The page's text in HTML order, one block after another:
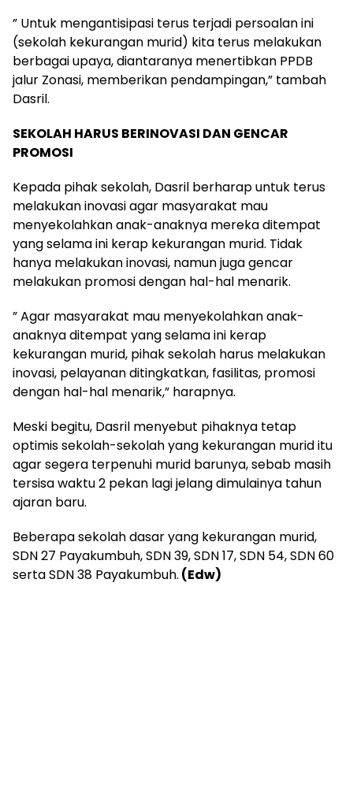
” Untuk mengantisipasi terus terjadi persoalan ini
(sekolah kekurangan murid) kita terus melakukan
berbagai upaya, diantaranya menertibkan PPDB
jalur Zonasi, memberikan pendampingan,” tambah
Dasril.
SEKOLAH HARUS BERINOVASI DAN GENCAR
PROMOSI
Kepada pihak sekolah, Dasril berharap untuk terus
melakukan inovasi agar masyarakat mau
menyekolahkan anak-anaknya mereka ditempat
yang selama ini kerap kekurangan murid. Tidak
hanya melakukan inovasi, namun juga gencar
melakukan promosi dengan hal-hal menarik.
” Agar masyarakat mau menyekolahkan anak-
anaknya ditempat yang selama ini kerap
kekurangan murid, pihak sekolah harus melakukan
inovasi, pelayanan ditingkatkan, fasilitas, promosi
dengan hal-hal menarik,” harapnya.
Meski begitu, Dasril menyebut pihaknya tetap
optimis sekolah-sekolah yang kekurangan murid itu
agar segera terpenuhi murid barunya, sebab masih
tersisa waktu 2 pekan lagi jelang dimulainya tahun
ajaran baru.
Beberapa sekolah dasar yang kekurangan murid,
SDN 27 Payakumbuh, SDN 39, SDN 17, SDN 54, SDN 60
serta SDN 38 Payakumbuh. (Edw)